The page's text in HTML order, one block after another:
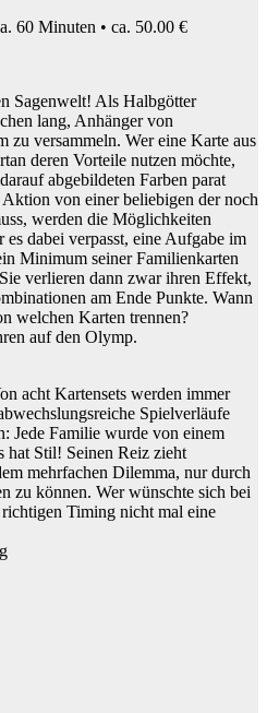
60 Minuten • ca. 50.00 €
Sagenwelt! Als Halbgötter
lang, Anhänger von
versammeln. Wer eine Karte aus
deren Vorteile nutzen möchte,
abgebildeten Farben parat
von einer beliebigen der noch
werden die Möglichkeiten
dabei verpasst, eine Aufgabe im
Minimum seiner Familienkarten
verlieren dann zwar ihren Effekt,
am Ende Punkte. Wann
welchen Karten trennen?
auf den Olymp.
acht Kartensets werden immer
Spielverläufe
Jede Familie wurde von einem
hat Stil! Seinen Reiz zieht
mehrfachen Dilemma, nur durch
zu können. Wer wünschte sich bei
Timing nicht mal eine